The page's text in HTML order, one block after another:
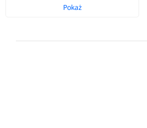
Pokaż